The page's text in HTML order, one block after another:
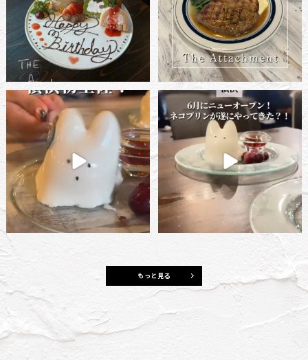
📍The Attachment 横浜鶴屋店
@横浜駅
...
28 0
■Wine restaurant The Attachment
横浜鶴屋町店■
...
33 0
もっと見る